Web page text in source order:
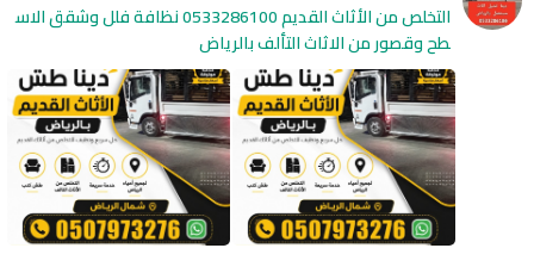
التخلص من الأثاث القديم 0533286100 نظافة فلل وشقق الاس
طح وقصور من الاثاث التألف بالرياض